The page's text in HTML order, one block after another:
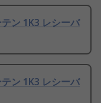
ン 1K3 レシーバ
ン 1K3 レシーバ